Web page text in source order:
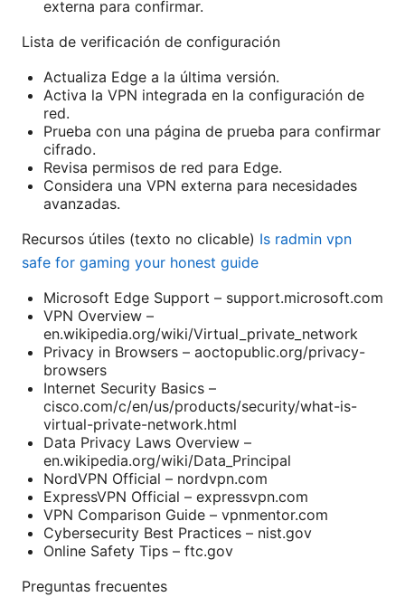
externa para confirmar.
Lista de verificación de configuración
Actualiza Edge a la última versión.
Activa la VPN integrada en la configuración de
red.
Prueba con una página de prueba para confirmar
cifrado.
Revisa permisos de red para Edge.
Considera una VPN externa para necesidades
avanzadas.
Recursos útiles (texto no clicable) Is radmin vpn
safe for gaming your honest guide
Microsoft Edge Support – support.microsoft.com
VPN Overview –
en.wikipedia.org/wiki/Virtual_private_network
Privacy in Browsers – aoctopublic.org/privacy-
browsers
Internet Security Basics –
cisco.com/c/en/us/products/security/what-is-
virtual-private-network.html
Data Privacy Laws Overview –
en.wikipedia.org/wiki/Data_Principal
NordVPN Official – nordvpn.com
ExpressVPN Official – expressvpn.com
VPN Comparison Guide – vpnmentor.com
Cybersecurity Best Practices – nist.gov
Online Safety Tips – ftc.gov
Preguntas frecuentes